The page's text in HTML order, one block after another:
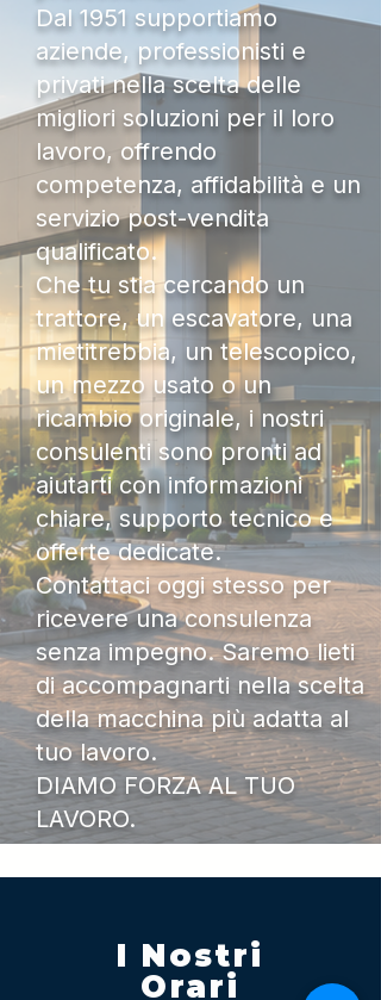
Dal 1951 supportiamo
aziende, professionisti e
privati nella scelta delle
migliori soluzioni per il loro
lavoro, offrendo
competenza, affidabilità e un
servizio post-vendita
qualificato.
Che tu stia cercando un
trattore, un escavatore, una
mietitrebbia, un telescopico,
un mezzo usato o un
ricambio originale, i nostri
consulenti sono pronti ad
aiutarti con informazioni
chiare, supporto tecnico e
offerte dedicate.
Contattaci oggi stesso per
ricevere una consulenza
senza impegno. Saremo lieti
di accompagnarti nella scelta
della macchina più adatta al
tuo lavoro.
DIAMO FORZA AL TUO
LAVORO.
I Nostri
Orari